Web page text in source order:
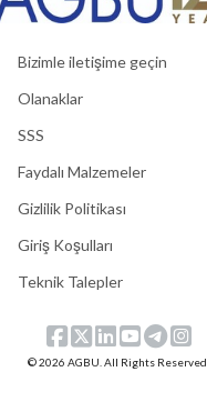
Bizimle iletişime geçin
Olanaklar
SSS
Faydalı Malzemeler
Gizlilik Politikası
Giriş Koşulları
Teknik Talepler
© 2026 AGBU. All Rights Reserved.